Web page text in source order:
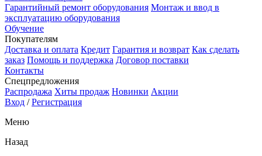
Гарантийный ремонт оборудования Монтаж и ввод в
эксплуатацию оборудования
Обучение
Покупателям
Доставка и оплата Кредит Гарантия и возврат Как сделать
заказ Помощь и поддержка Договор поставки
Контакты
Спецпредложения
Распродажа Хиты продаж Новинки Акции
Вход /Регистрация
Меню
Назад